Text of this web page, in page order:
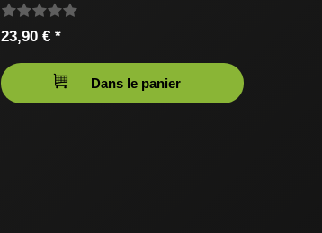
23,90 € *
Dans le panier